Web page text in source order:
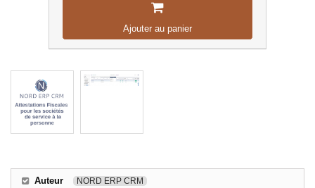
Ajouter au panier
Auteur NORD ERP CRM